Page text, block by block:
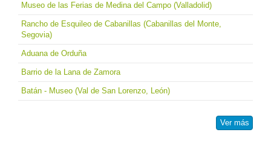
Museo de las Ferias de Medina del Campo (Valladolid)
Rancho de Esquileo de Cabanillas (Cabanillas del Monte,
Segovia)
Aduana de Orduña
Barrio de la Lana de Zamora
Batán - Museo (Val de San Lorenzo, León)
Ver más